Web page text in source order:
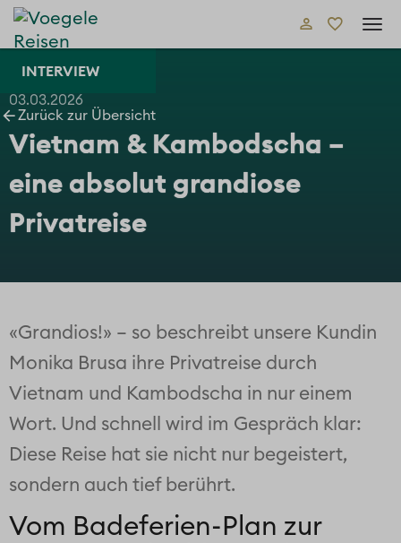
03.03.2026
INTERVIEW
Zurück zur Übersicht
Vietnam & Kambodscha –
eine absolut grandiose
Privatreise
«Grandios!» – so beschreibt unsere Kundin
Monika Brusa ihre Privatreise durch
Vietnam und Kambodscha in nur einem
Wort. Und schnell wird im Gespräch klar:
Diese Reise hat sie nicht nur begeistert,
sondern auch tief berührt.
Vom Badeferien-Plan zur